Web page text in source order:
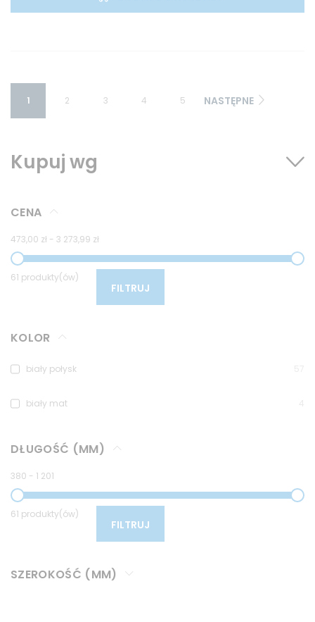
1 2 3 4 5 NASTĘPNE
Kupuj wg
CENA
473,00 zł - 3 273,99 zł
61 produkty(ów)
FILTRUJ
KOLOR
biały połysk
biały mat
DŁUGOŚĆ (MM)
380 - 1 201
61 produkty(ów)
FILTRUJ
SZEROKOŚĆ (MM)